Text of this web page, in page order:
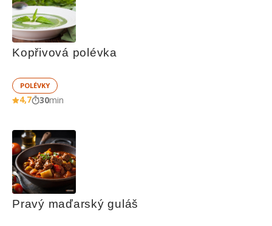
Kopřivová polévka
POLÉVKY
4,7 30min
Pravý maďarský guláš